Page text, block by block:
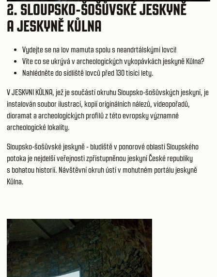
2. SLOUPSKO-ŠOŠŮVSKÉ JESKYNĚ
A JESKYNĚ KŮLNA
Vydejte se na lov mamuta spolu s neandrtálskými lovci!
Víte co se ukrývá v archeologických vykopávkách jeskyně Kůlna?
Nahlédněte do sídliště lovců před 130 tisíci lety.
V JESKYNI KŮLNA, jež je součástí okruhuSloupsko-šošůvských jeskyní, je
instalován soubor ilustrací, kopií originálních nálezů, videopořadů,
dioramat a archeologických profilů z této evropsky významné
archeologické lokality.
Sloupsko-šošůvské jeskyně - bludiště v ponorové oblasti Sloupského
potoka je nejdelší veřejnosti zpřístupněnou jeskyní České republiky
s bohatou historií. Návštěvní okruh ústí v mohutném portálu jeskyně
Kůlna.